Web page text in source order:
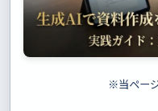
※当ペー